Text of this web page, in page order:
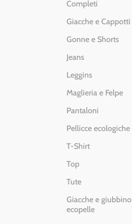
Completi
Giacche e Cappotti
Gonne e Shorts
Jeans
Leggins
Maglieria e Felpe
Pantaloni
Pellicce ecologiche
T-Shirt
Top
Tute
Giacche e giubbino
ecopelle